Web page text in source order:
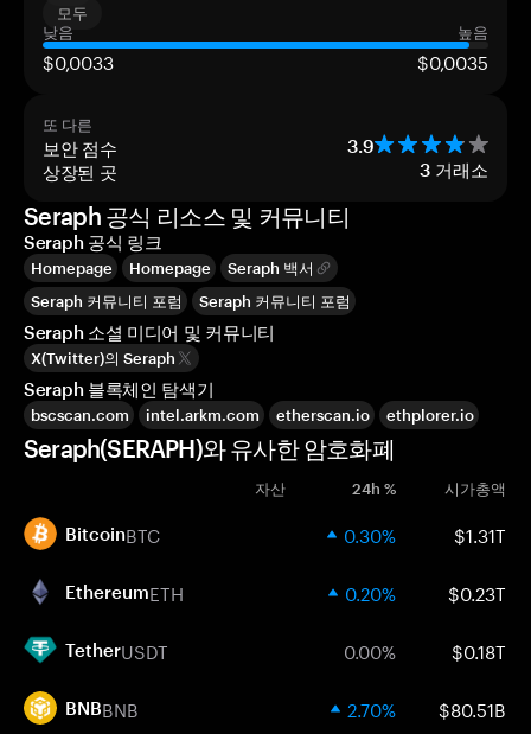
모두
낮음
높음
$0,0033 $0,0035
또 다른
보안 점수 3.9
상장된 곳 3 거래소
Seraph 공식 리소스 및 커뮤니티
Seraph 공식 링크
Homepage Homepage
Seraph 백서
Seraph 커뮤니티 포럼
Seraph 커뮤니티 포럼
Seraph 소셜 미디어 및 커뮤니티
X(Twitter)의 Seraph
Seraph 블록체인 탐색기
bscscan.com intel.arkm.com etherscan.io ethplorer.io
Seraph(SERAPH)와 유사한 암호화폐
자산 24h % 시가총액
BitcoinBTC 0.30% $1.31T
EthereumETH 0.20% $0.23T
TetherUSDT 0.00% $0.18T
BNBBNB 2.70% $80.51B